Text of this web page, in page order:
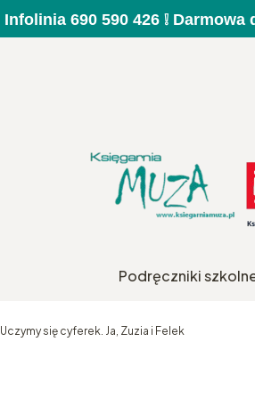
Infolinia 690 590 426 ❕ Darmowa
Podręczniki
Uczymy się cyferek. Ja, Zuzia i Felek